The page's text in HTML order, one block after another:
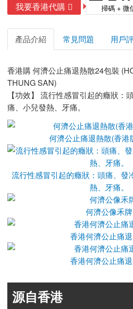
我要香港代購 掃碼 + 微
產品介紹 常見問題 用戶
香港購 何濟公止痛退熱散24包裝
THUNG SAN)
【功效】
流行性感冒引起的癥狀：
痛、小兒發熱、牙痛。
何濟公止痛退熱散(香港
流行性感冒引起的癥狀：頭痛、發
熱、牙痛。
何濟公像禾牌
香港何濟公止痛
香港何濟公止痛
源自香港